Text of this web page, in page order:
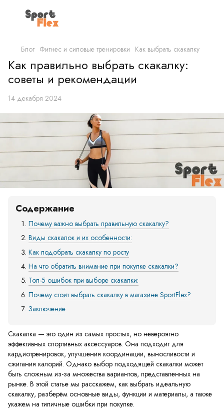
Блог Фитнес и силовые тренировки Как выбрать скакалку
Как правильно выбрать скакалку:
советы и рекомендации
14 декабря 2024
Содержание
Почему важно выбрать правильную скакалку?
Виды скакалок и их особенности:
Как подобрать скакалку по росту
На что обратить внимание при покупке скакалки?
Топ-5 ошибок при выборе скакалки:
Почему стоит выбрать скакалку в магазине SportFlex?
Заключение
Скакалка — это один из самых простых, но невероятно
эффективных спортивных аксессуаров. Она подходит для
кардиотренировок, улучшения координации, выносливости и
сжигания калорий. Однако выбор подходящей скакалки может
быть сложным из-за множества вариантов, представленных на
рынке. В этой статье мы расскажем, как выбрать идеальную
скакалку, разберём основные виды, функции и материалы, а также
укажем на типичные ошибки при покупке.